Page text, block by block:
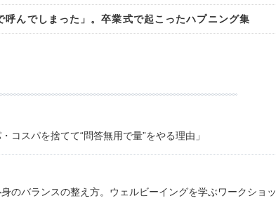
呼んでしまった」。卒業式で起こったハプニング集
スパを捨てて“問答無用で量”をやる理由」
のバランスの整え方。ウェルビーイングを学ぶワークショッ